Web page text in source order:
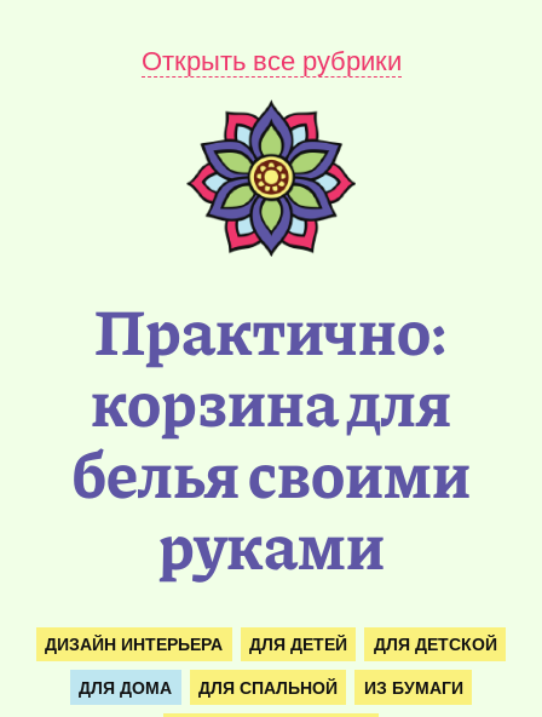
Открыть все рубрики
Практично:
корзина для
белья своими
руками
ДИЗАЙН ИНТЕРЬЕРА ДЛЯ ДЕТЕЙ ДЛЯ ДЕТСКОЙ
ДЛЯ ДОМА ДЛЯ СПАЛЬНОЙ ИЗ БУМАГИ